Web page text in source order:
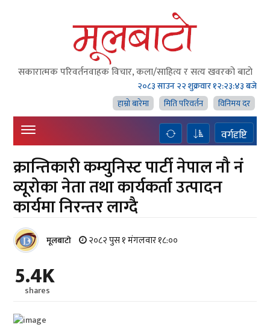
सकारात्मक परिवर्तनवाहक विचार, कला/साहित्य र सत्य खवरको बाटाे
२०८३ साउन २२ शुक्रवार१२:२३:४३ बजे
हाम्राे बारेमा
मिति परिवर्तन विनिमय दर
वर्गदृष्टि
क्रान्तिकारी कम्युनिस्ट पार्टी नेपाल नौ नं
व्यूरोका नेता तथा कार्यकर्ता उत्पादन
कार्यमा निरन्तर लाग्दै
मूलबाटाे २०८२ पुस १ मंगलवार १८:००
5.4K
shares